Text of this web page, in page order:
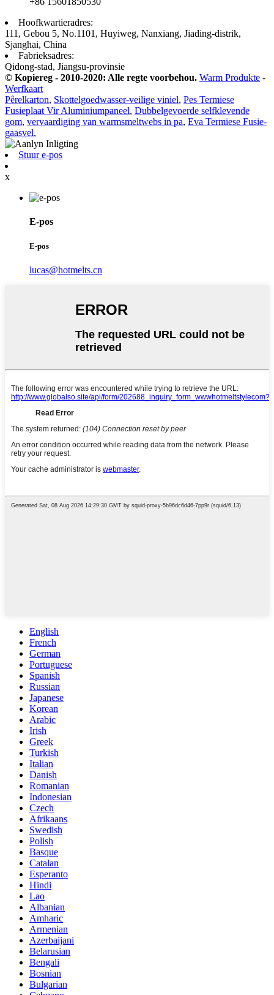
Hoofkwartieradres:
111, Gebou 5, No.1101, Huyiweg, Nanxiang, Jiading-distrik,
Sjanghai, China
Fabrieksadres:
Qidong-stad, Jiangsu-provinsie
© Kopiereg - 2010-2020: Alle regte voorbehou. Warm Produkte -
Werfkaart
Pêrelkarton, Skottelgoedwasser-veilige viniel, Pes Termiese
Fusieplaat Vir Aluminiumpaneel, Dubbelgevoerde selfklevende
gom, vervaardiging van warmsmeltwebs in pa, Eva Termiese Fusie-
gaasvel,
Stuur e-pos
x
E-pos
E-pos
lucas@hotmelts.cn
English
French
German
Portuguese
Spanish
Russian
Japanese
Korean
Arabic
Irish
Greek
Turkish
Italian
Danish
Romanian
Indonesian
Czech
Afrikaans
Swedish
Polish
Basque
Catalan
Esperanto
Hindi
Lao
Albanian
Amharic
Armenian
Azerbaijani
Belarusian
Bengali
Bosnian
Bulgarian